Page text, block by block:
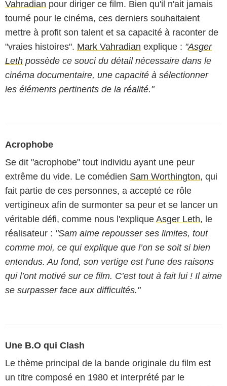
Vahradian pour diriger ce film. Bien qu'il n'ait jamais
tourné pour le cinéma, ces derniers souhaitaient
mettre à profit son talent et sa capacité à raconter de
"vraies histoires". Mark Vahradian explique : "Asger
Leth possède ce souci du détail nécessaire dans le
cinéma documentaire, une capacité à sélectionner
les éléments pertinents de la réalité."
Acrophobe
Se dit "acrophobe" tout individu ayant une peur
extrême du vide. Le comédien Sam Worthington, qui
fait partie de ces personnes, a accepté ce rôle
vertigineux afin de surmonter sa peur et se lancer un
véritable défi, comme nous l'explique Asger Leth, le
réalisateur : "Sam aime repousser ses limites, tout
comme moi, ce qui explique que l’on se soit si bien
entendus. Au fond, son vertige est l’une des raisons
qui l’ont motivé sur ce film. C’est tout à fait lui ! Il aime
se surpasser face aux difficultés."
Une B.O qui Clash
Le thème principal de la bande originale du film est
un titre composé en 1980 et interprété par le